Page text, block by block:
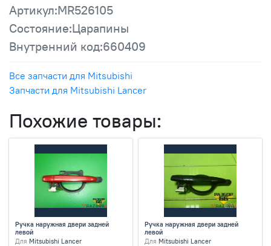
Артикул:MR526105
Состояние:Царапины
Внутренний код:660409
Все запчасти для Mitsubishi
Запчасти для Mitsubishi Lancer
Похожие товары:
Ручка наружная двери задней
левой
Для Mitsubishi Lancer
Ручка наружная двери задней
левой
Для Mitsubishi Lancer